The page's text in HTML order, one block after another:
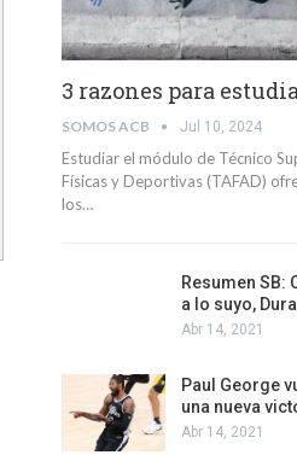
3 razones para
SOMOS ACB Jul 10, 2024
Estudiar el módulo de Técnico
Físicas y Deportivas (TAFAD)
los…
Resumen SB:
a lo suyo,
Abr 14, 2021
Paul George
una nueva
Abr 14, 2021